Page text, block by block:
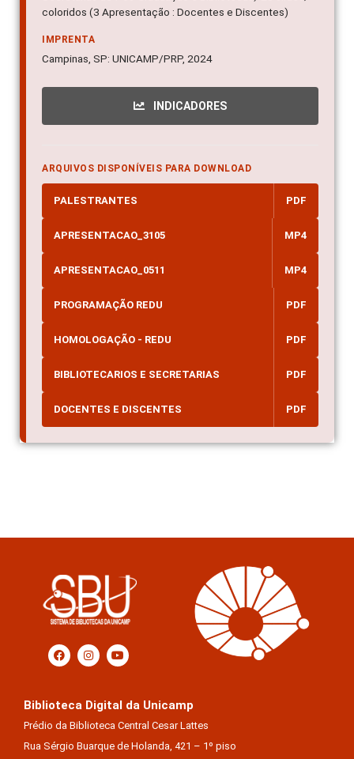
coloridos (3 Apresentação : Docentes e Discentes)
IMPRENTA
Campinas, SP: UNICAMP/PRP, 2024
INDICADORES
ARQUIVOS DISPONÍVEIS PARA DOWNLOAD
PALESTRANTES PDF
APRESENTACAO_3105 MP4
APRESENTACAO_0511 MP4
PROGRAMAÇÃO REDU PDF
HOMOLOGAÇÃO - REDU PDF
BIBLIOTECARIOS E SECRETARIAS PDF
DOCENTES E DISCENTES PDF
Biblioteca Digital da Unicamp
Prédio da Biblioteca Central Cesar Lattes
Rua Sérgio Buarque de Holanda, 421 – 1º piso